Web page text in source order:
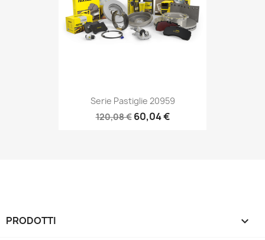
Serie Pastiglie 20959
120,08 € 60,04 €
PRODOTTI 